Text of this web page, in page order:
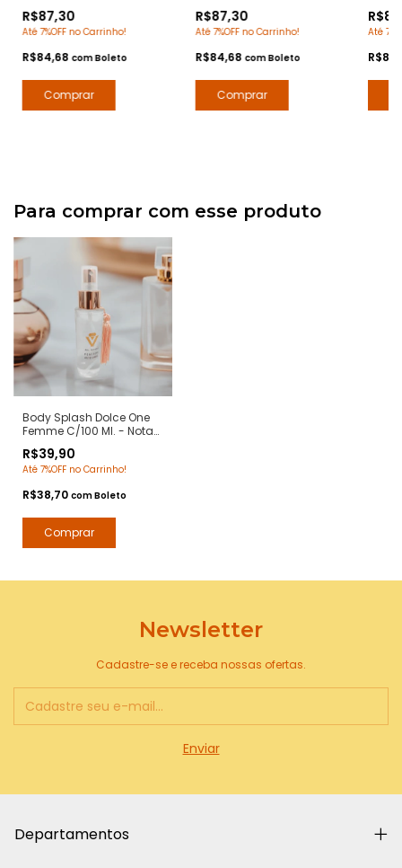
Herrera - Contratipos
Premium - Arte 1 Perfumes
R$87,30
Até 7%OFF no Carrinho!
R$84,68 comBoleto
Contratipos Premium -
Arte 1 Perfumes
R$87,30
Até 7%OFF no Carrinho!
R$84,68 comBoleto
Arte 1
Até
Para comprar com esse produto
Body Splash Dolce One
Femme C/100 Ml. - Notas
Gabanna - Deo Colônia
Desodorante Corporal -
R$39,90
Até 7%OFF no Carrinho!
R$38,70 comBoleto
Newsletter
Cadastre-se e receba nossas ofertas.
Departamentos